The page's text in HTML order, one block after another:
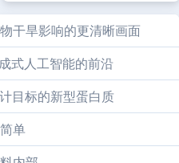
干旱影响的更清晰画面
式人工智能的前沿
目标的新型蛋白质
单